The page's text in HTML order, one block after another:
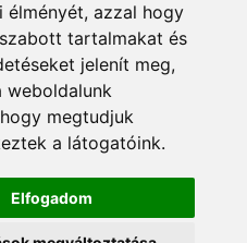
élményét, azzal hogy
tartalmakat és
jelenít meg,
weboldalunk
megtudjuk
a látogatóink.
Elfogadom